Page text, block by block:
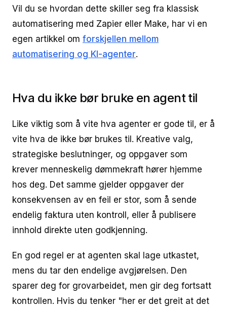
Vil du se hvordan dette skiller seg fra klassisk
automatisering med Zapier eller Make, har vi en
egen artikkel om forskjellen mellom
automatisering og KI-agenter.
Hva du ikke bør bruke en agent til
Like viktig som å vite hva agenter er gode til, er å
vite hva de ikke bør brukes til. Kreative valg,
strategiske beslutninger, og oppgaver som
krever menneskelig dømmekraft hører hjemme
hos deg. Det samme gjelder oppgaver der
konsekvensen av en feil er stor, som å sende
endelig faktura uten kontroll, eller å publisere
innhold direkte uten godkjenning.
En god regel er at agenten skal lage utkastet,
mens du tar den endelige avgjørelsen. Den
sparer deg for grovarbeidet, men gir deg fortsatt
kontrollen. Hvis du tenker "her er det greit at det